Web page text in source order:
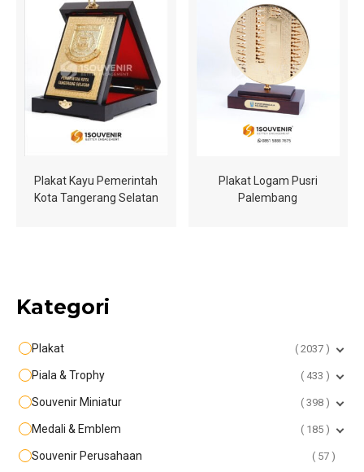
Plakat Kayu Pemerintah
Kota Tangerang Selatan
Plakat Logam Pusri
Palembang
Kategori
Plakat 2037
Piala & Trophy 433
Souvenir Miniatur 398
Medali & Emblem 185
Souvenir Perusahaan 57